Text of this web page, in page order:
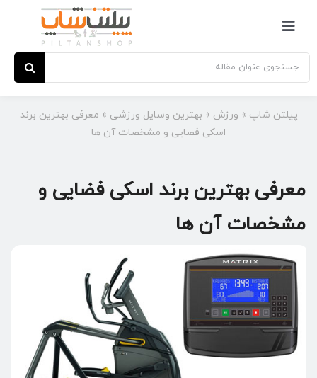
کنترلر
صفحه‌بندی
جستجو
برای:
پیلتن شاپ » ورزش » بهترین وسایل ورزشی » معرفی بهترین برند
اسکی فضایی و مشخصات آن ها
معرفی بهترین برند اسکی فضایی و
مشخصات آن ها